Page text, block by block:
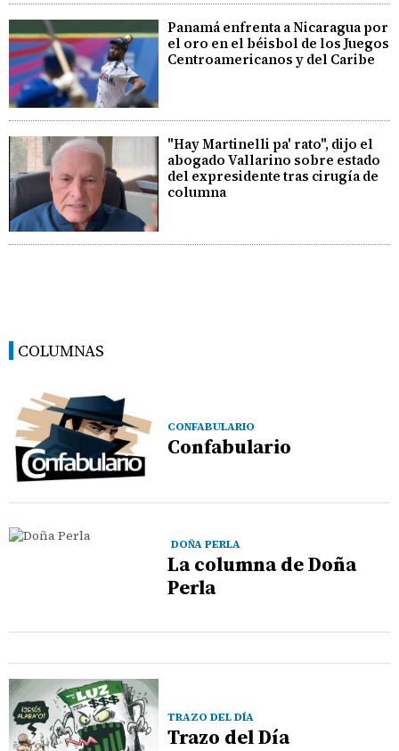
Panamá enfrenta a Nicaragua por
el oro en el béisbol de los Juegos
Centroamericanos y del Caribe
"Hay Martinelli pa' rato", dijo el
abogado Vallarino sobre estado
del expresidente tras cirugía de
columna
COLUMNAS
CONFABULARIO
Confabulario
DOÑA PERLA
La columna de Doña
Perla
TRAZO DEL DÍA
Trazo del Día